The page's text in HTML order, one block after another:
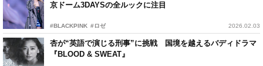
京ドーム3DAYSの全ルックに注目
#BLACKPINK #ロゼ 2026.02.03
杏が“英語で演じる刑事”に挑戦 国境を越えるバディドラマ
『BLOOD & SWEAT』